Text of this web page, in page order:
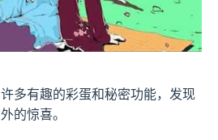
多有趣的彩蛋和秘密功能，发现
的惊喜。